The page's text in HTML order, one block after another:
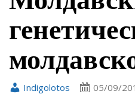
Indigolotos 05/09/